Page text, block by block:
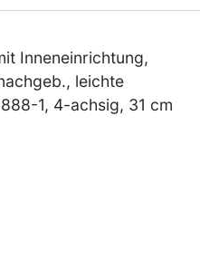
Inneneinrichtung,
leichte
1, 4-achsig, 31 cm